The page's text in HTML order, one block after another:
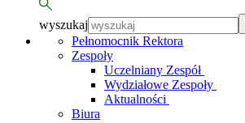
wyszukaj
Pełnomocnik Rektora
Zespoły
Uczelniany Zespół
Wydziałowe Zespoły
Aktualności
Biura